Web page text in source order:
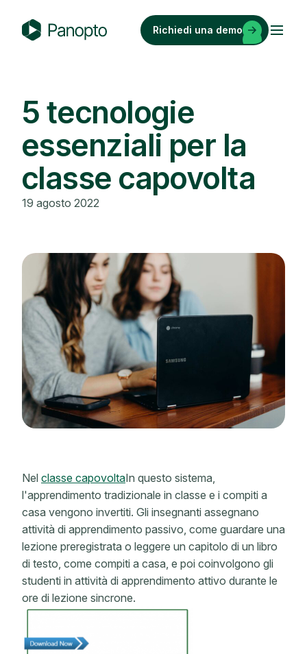
o
p
o
Richiedi una demo
5 tecnologie
essenziali per la
classe capovolta
19 agosto 2022
Nel classe capovoltaIn questo sistema,
l'apprendimento tradizionale in classe e i compiti a
casa vengono invertiti. Gli insegnanti assegnano
attività di apprendimento passivo, come guardare una
lezione preregistrata o leggere un capitolo di un libro
di testo, come compiti a casa, e poi coinvolgono gli
studenti in attività di apprendimento attivo durante le
ore di lezione sincrone.